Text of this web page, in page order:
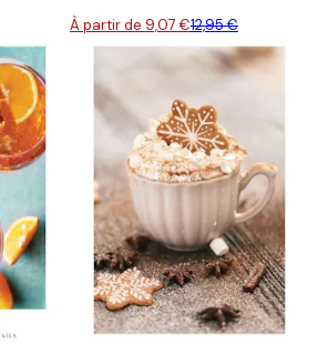
À partir de 9,07 €12,95 €